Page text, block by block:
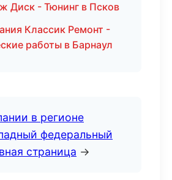
Диск - Тюнинг в Псков
Классик Ремонт -
работы в Барнаул
в регионе
федеральный
страница →